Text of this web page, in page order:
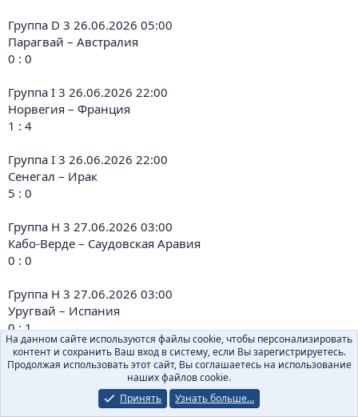
Группа D 3 26.06.2026 05:00
Парагвай – Австралия
0 : 0
Группа I 3 26.06.2026 22:00
Норвегия – Франция
1 : 4
Группа I 3 26.06.2026 22:00
Сенегал – Ирак
5 : 0
Группа H 3 27.06.2026 03:00
Кабо-Верде – Саудовская Аравия
0 : 0
Группа H 3 27.06.2026 03:00
Уругвай – Испания
0 : 1
Группа G 3 27.06.2026 06:00
Новая Зеландия – Бельгия
На данном сайте используются файлы cookie, чтобы персонализировать
контент и сохранить Ваш вход в систему, если Вы зарегистрируетесь.
Продолжая использовать этот сайт, Вы соглашаетесь на использование
наших файлов cookie.
Принять
Узнать больше...